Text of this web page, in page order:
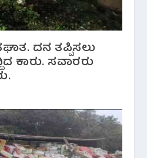
ದನ ತಪ್ಪಿಸಲು
ಕಾರು. ಸವಾರರು